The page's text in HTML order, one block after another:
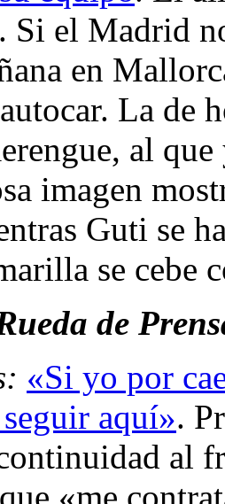
Si el Madrid
en
La de
al
imagen
Guti se
se
de
«Si yo por
aquí».
al
«me